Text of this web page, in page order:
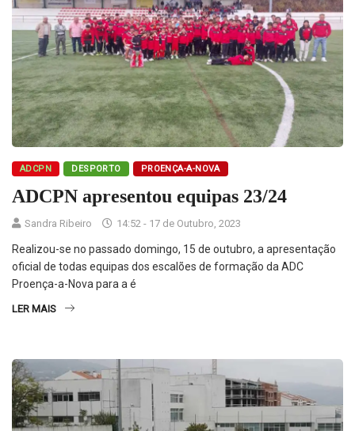
ADCPN DESPORTO PROENÇA-A-NOVA
ADCPN apresentou equipas 23/24
Sandra Ribeiro 14:52 - 17 de Outubro, 2023
Realizou-se no passado domingo, 15 de outubro, a apresentação
oficial de todas equipas dos escalões de formação da ADC
Proença-a-Nova para a é
LER MAIS